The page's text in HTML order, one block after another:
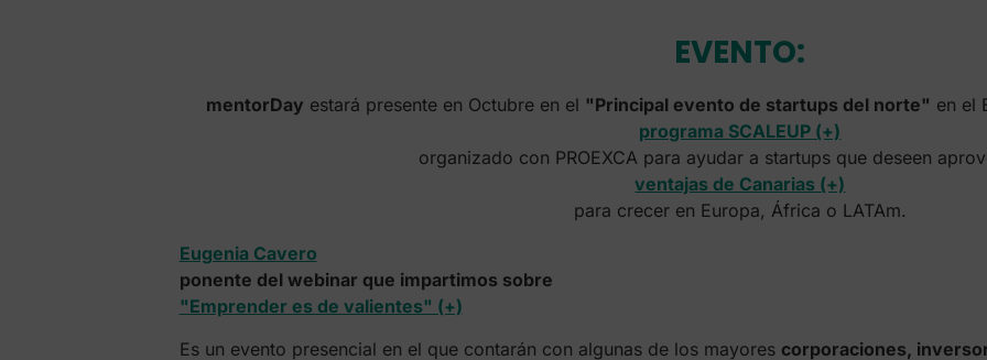
EVENTO:
mentorDay estará presente en Octubre en el "Principal evento de startups del norte" en el
programa SCALEUP (+)
organizado con PROEXCA para ayudar a startups que deseen
ventajas de Canarias (+)
para crecer en Europa, África o LATAm.
Eugenia Cavero
ponente del webinar que impartimos sobre
"Emprender es de valientes" (+)
Es un evento presencial en el que contarán con algunas de los mayores corporaciones,